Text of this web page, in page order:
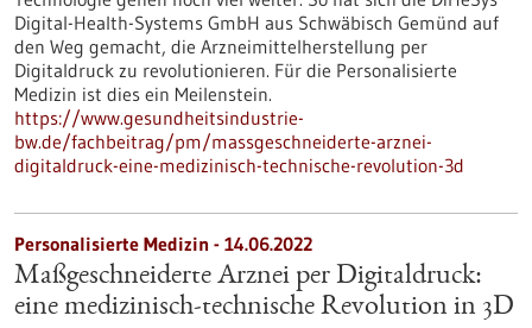
Digital-Health-Systems GmbH aus Schwäbisch Gemünd auf
den Weg gemacht, die Arzneimittelherstellung per
Digitaldruck zu revolutionieren. Für die Personalisierte
Medizin ist dies ein Meilenstein.
https://www.gesundheitsindustrie-
bw.de/fachbeitrag/pm/massgeschneiderte-arznei-
digitaldruck-eine-medizinisch-technische-revolution-3d
Personalisierte Medizin - 14.06.2022
Maßgeschneiderte Arznei per Digitaldruck:
eine medizinisch-technische Revolution in 3D